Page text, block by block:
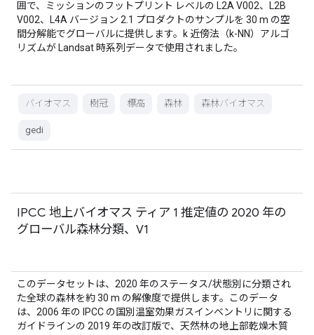
囲で、ミッションのフットプリント レベルの L2A V002、L2B
V002、L4A バージョン 2.1 プロダクトのサンプルを 30 m の空
間分解能でグローバルに提供します。k 近傍法（k-NN）アルゴ
リズムが Landsat 時系列データで使用されました。
バイオマス 樹冠 標高 森林 森林バイオマス
gedi
IPCC 地上バイオマス ティア 1 推定値の 2020 年の
グローバル森林分類、V1
このデータセットは、2020 年のステータス/状態別に分類され
た全球の森林を約 30 m の解像度で提供します。このデータ
は、2006 年の IPCC の国別温室効果ガスインベントリに関する
ガイドラインの 2019 年の改訂版で、天然林の地上部乾燥木質